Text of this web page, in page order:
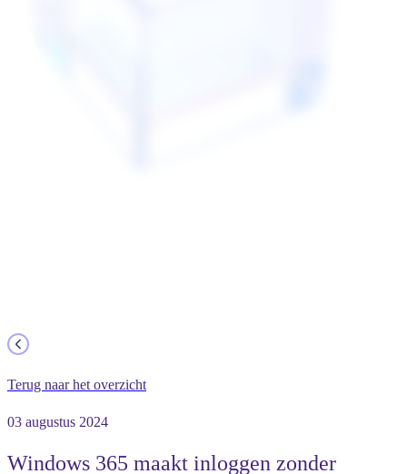
Terug naar het overzicht
03 augustus 2024
Windows 365 maakt inloggen zonder